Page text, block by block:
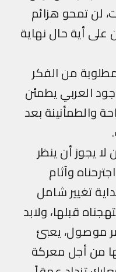
تمحو هزائم
أية حال نهاية
من الفكر
يطمئن
بعد
أن ينظر
وآثام
تغيير شامل
قبلها، ولابد
يعبئ
أجل معركة